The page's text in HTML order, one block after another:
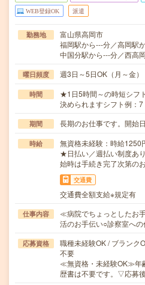
WEB登録OK 派遣
勤務地
富山県高岡市
福岡駅から---分／高岡駅
中国分駅から---分／西高
曜日頻度 週3日～5日OK（月～金
時間
★1日5時間～の時短シフ
決められますシフト例：
期間 長期のお仕事です。開
時給
無資格未経験：時給
★日払い／週払い制度あ
始時は手続き完了次第の
交通費
交通費全額支給※規定有
仕事内容
≪病院でちょっとしたお
活のお手伝い○診察室へ
応募資格
職種未経験OK / ブランク
不要
≪無資格・未経験OK≫
歴書は不要です。▽応募